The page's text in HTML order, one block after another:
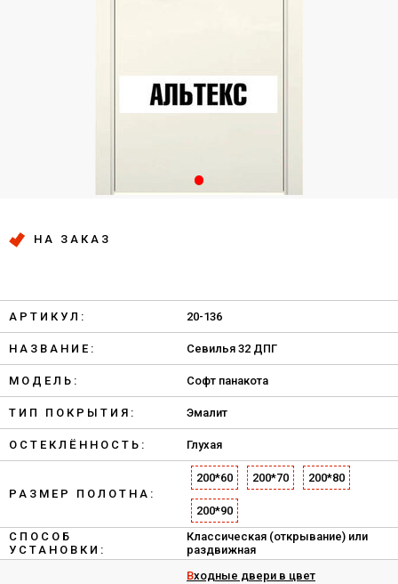
НА ЗАКАЗ
АРТИКУЛ: 20-136
НАЗВАНИЕ: Севилья 32 ДПГ
МОДЕЛЬ: Софт панакота
ТИП ПОКРЫТИЯ: Эмалит
ОСТЕКЛЁННОСТЬ: Глухая
РАЗМЕР ПОЛОТНА:
200*60 200*70 200*80
200*90
СПОСОБ
УСТАНОВКИ:
Классическая (открывание) или
раздвижная
Входные двери в цвет